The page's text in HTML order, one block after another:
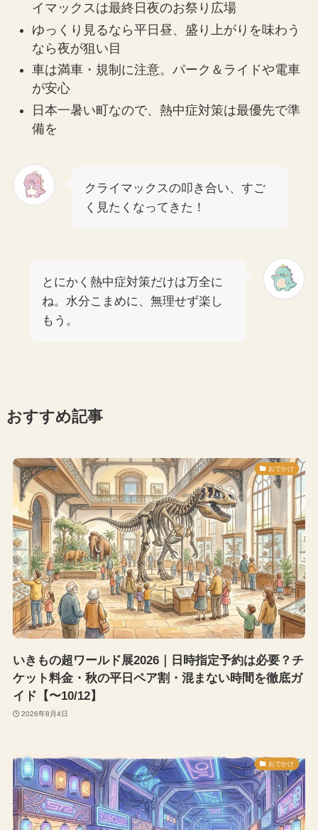
イマックスは最終日夜のお祭り広場
ゆっくり見るなら平日昼、盛り上がりを味わう
なら夜が狙い目
車は満車・規制に注意。パーク＆ライドや電車
が安心
日本一暑い町なので、熱中症対策は最優先で準
備を
クライマックスの叩き合い、すご
く見たくなってきた！
とにかく熱中症対策だけは万全に
ね。水分こまめに、無理せず楽し
もう。
おすすめ記事
おでかけ
いきもの超ワールド展2026｜日時指定予約は必要？チ
ケット料金・秋の平日ペア割・混まない時間を徹底ガ
イド【〜10/12】
2026年8月4日
おでかけ